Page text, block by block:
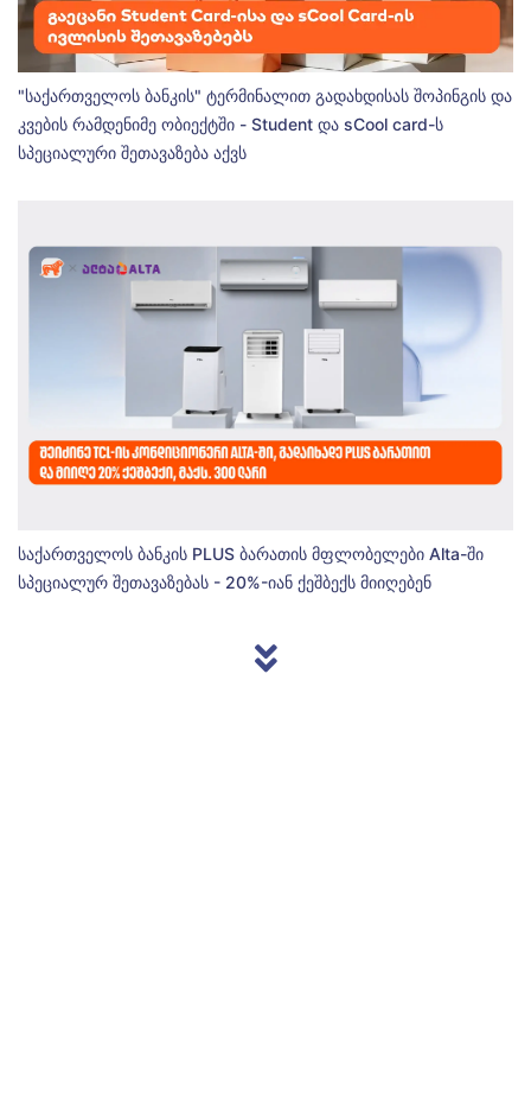
"საქართველოს ბანკის" ტერმინალით გადახდისას შოპინგის და
კვების რამდენიმე ობიექტში - Student და sCool card-ს
სპეციალური შეთავაზება აქვს
საქართველოს ბანკის PLUS ბარათის მფლობელები Alta-ში
სპეციალურ შეთავაზებას - 20%-იან ქეშბექს მიიღებენ